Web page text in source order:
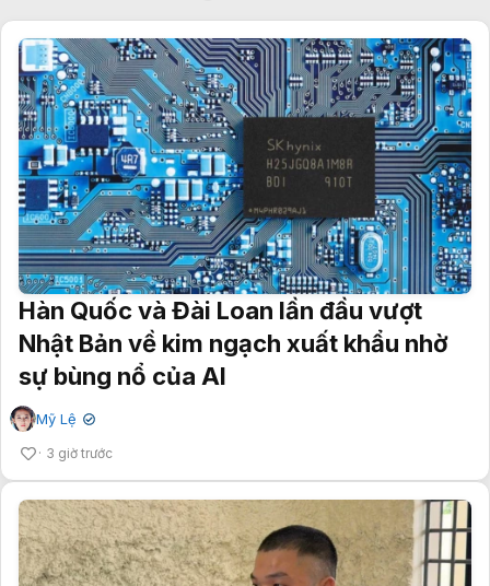
Hàn Quốc và Đài Loan lần đầu vượt
Nhật Bản về kim ngạch xuất khẩu nhờ
sự bùng nổ của AI
Mỹ Lệ ✔
3 giờ trước